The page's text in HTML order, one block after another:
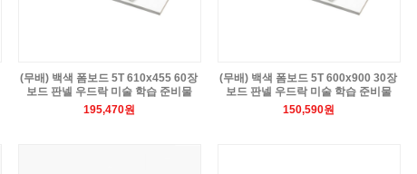
(무배) 백색 폼보드 5T 610x455 60장
보드 판넬 우드락 미술 학습 준비물
195,470원
(무배) 백색 폼보드 5T 600x900 30장
보드 판넬 우드락 미술 학습 준비물
150,590원